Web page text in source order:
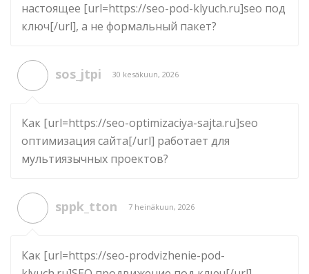
настоящее [url=https://seo-pod-klyuch.ru]seo под
ключ[/url], а не формальный пакет?
sos_jtpi 30 kesäkuun, 2026
Как [url=https://seo-optimizaciya-sajta.ru]seo
оптимизация сайта[/url] работает для
мультиязычных проектов?
sppk_tton 7 heinäkuun, 2026
Как [url=https://seo-prodvizhenie-pod-